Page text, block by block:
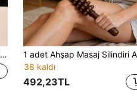
38 kaldı
492,23TL